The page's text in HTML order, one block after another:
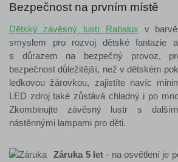
Bezpečnost na prvním místě
Dětský závěsný lustr Rabalux v
smyslem pro rozvoj dětské fantazie
s důrazem na bezpečný provoz,
bezpečnost důležitější, než v dětském
ledkovou žárovkou, zajistíte navíc
LED zdroj také zůstává chladný i po
Zkombinujte závěsný lustr s
nástěnnými lampami pro děti.
Záruka 5 let - na osvětlení je